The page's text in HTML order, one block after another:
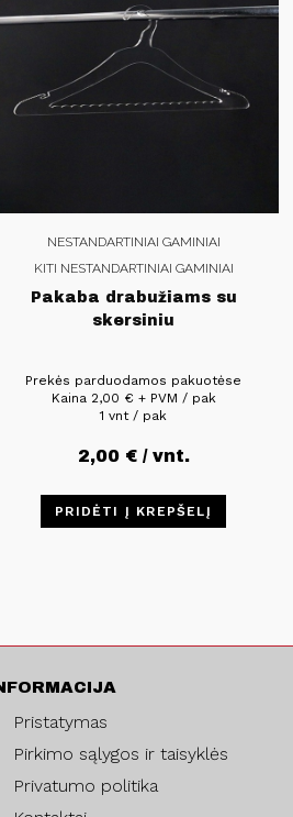
NESTANDARTINIAI GAMINIAI
KITI NESTANDARTINIAI GAMINIAI
Pakaba drabužiams su
skersiniu
Prekės parduodamos pakuotėse
Kaina 2,00 €+ PVM / pak
1 vnt / pak
2,00 €/ vnt.
PRIDĖTI Į KREPŠELĮ
Pristatymas
Pirkimo sąlygos ir taisyklės
Privatumo politika